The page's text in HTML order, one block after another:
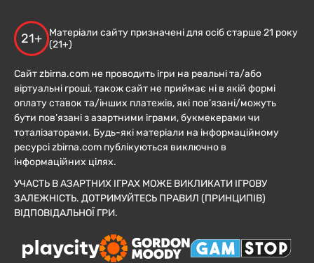
21+
Матеріали сайту призначені для осіб старше 21 року
(21+)
Сайт zbirna.com не проводить ігри на реальні та/або
віртуальні гроші, також сайт не приймає ні в якій формі
оплату ставок та/інших платежів, які пов’язані/можуть
бути пов’язані з азартними іграми, букмекерами чи
тоталізаторами. Будь-які матеріали на інформаційному
ресурсі zbirna.com публікуються виключно в
інформаційних цілях.
УЧАСТЬ В АЗАРТНИХ ІГРАХ МОЖЕ ВИКЛИКАТИ ІГРОВУ
ЗАЛЕЖНІСТЬ. ДОТРИМУЙТЕСЬ ПРАВИЛ (ПРИНЦИПІВ)
ВІДПОВІДАЛЬНОЇ ГРИ.